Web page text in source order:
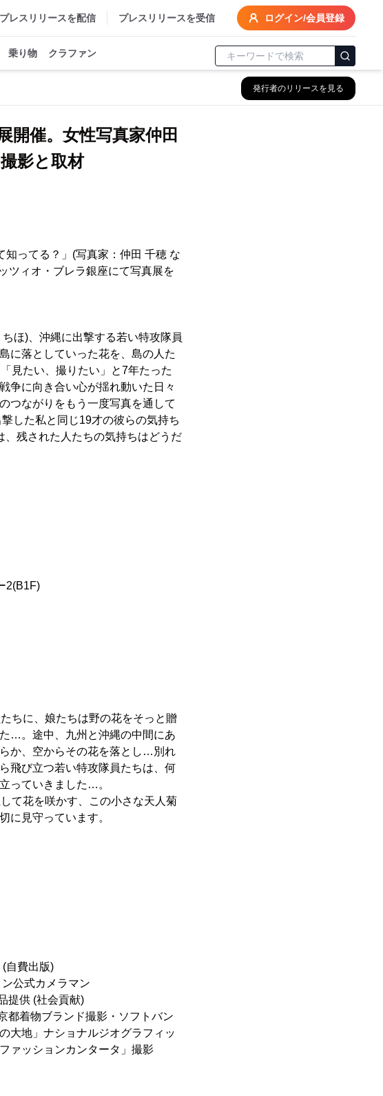
プレスリリースを配信 プレスリリースを受信 ログイン/会員登録
乗り物 クラファン
発行者のリリースを見る
開催。女性写真家仲田
影と取材
ってる？」(写真家：仲田 千穂 な
ツィオ・ブレラ銀座にて写真展を
ほ)、沖縄に出撃する若い特攻隊員
に落としていった花を、島の人た
見たい、撮りたい」と7年たった
争に向き合い心が揺れ動いた日々
つながりをもう一度写真を通して
した私と同じ19才の彼らの気持ち
残された人たちの気持ちはどうだ
2(B1F)
ちに、娘たちは野の花をそっと贈
…。途中、九州と沖縄の中間にあ
か、空からその花を落とし…別れ
飛び立つ若い特攻隊員たちは、何
っていきました…。
て花を咲かす、この小さな天人菊
に見守っています。
自費出版)
公式カメラマン
提供 (社会貢献)
都着物ブランド撮影・ソフトバン
大地」ナショナルジオグラフィッ
ァッションカンタータ」撮影